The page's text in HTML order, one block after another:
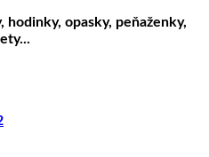
hodinky, opasky, peňaženky,